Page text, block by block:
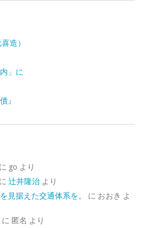
造）
」に
』
に go より
に 辻井隆治 より
見据えた交通体系を。
に おおき よ
に 匿名 より